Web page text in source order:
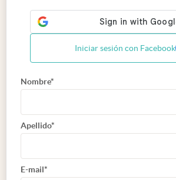
Iniciar sesión con Facebook
Nombre*
Apellido*
E-mail*